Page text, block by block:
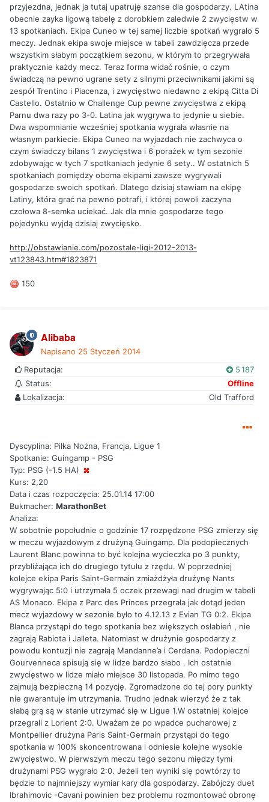
przyjezdna, jednak ja tutaj upatruję szanse dla gospodarzy. LAtina
obecnie zayka ligową tabelę z dorobkiem zaledwie 2 zwycięstw w
13 spotkaniach. Ekipa Cuneo w tej samej liczbie spotkań wygrało 5
meczy. Jednak ekipa swoje miejsce w tabeli zawdzięcza przede
wszystkim słabym początkiem sezonu, w którym to przegrywała
praktycznie każdy mecz. Teraz forma widać rośnie, o czym
świadczą na pewno ugrane sety z silnymi przeciwnikami jakimi są
zespół Trentino i Piacenza, i zwycięstwo niedawno z ekipą Citta Di
Castello. Ostatnio w Challenge Cup pewne zwycięstwa z ekipą
Parnu dwa razy po 3-0. Latina jak wygrywa to jedynie u siebie.
Dwa wspomnianie wcześniej spotkania wygrała własnie na
własnym parkiecie. Ekipa Cuneo na wyjazdach nie zachwyca o
czym świadczy bilans 1 zwycięstwa i 6 porażek w tym sezonie
zdobywając w tych 7 spotkaniach jedynie 6 sety.. W ostatnich 5
spotkaniach pomiędzy oboma ekipami zawsze wygrywali
gospodarze swoich spotkań. Dlatego dzisiaj stawiam na ekipę
Latiny, która grać na pewno potrafi, i której powoli zaczyna
czołowa 8-semka uciekać. Jak dla mnie gospodarze tego
pojedynku wyjdą dzisiaj zwycięsko.
http://obstawianie.com/pozostale-ligi-2012-2013-
vt123843.htm#1823871
150
Alibaba
Napisano 25 Styczeń 2014
Reputacja:
5 187
Status:
Offline
Lokalizacja:
Old Trafford
Dyscyplina: Piłka Nożna, Francja, Ligue 1
Spotkanie: Guingamp - PSG
Typ: PSG (-1.5 HA)
Kurs: 2,20
Data i czas rozpoczęcia: 25.01.14 17:00
Bukmacher: MarathonBet
Analiza:
W sobotnie popołudnie o godzinie 17 rozpędzone PSG zmierzy się
w meczu wyjazdowym z drużyną Guingamp. Dla podopiecznych
Laurent Blanc powinna to być kolejna wycieczka po 3 punkty,
przybliżająca ich do drugiego tytułu z rzędu. W poprzedniej
kolejce ekipa Paris Saint-Germain zmiażdżyła drużynę Nants
wygrywając 5:0 i utrzymała 5 oczek przewagi nad drugim w tabeli
AS Monaco. Ekipa z Parc des Princes przegrała jak dotąd jeden
mecz wyjazdowy w sezonie było to 4.12.13 z Evian TG 0:2. Ekipa
Blanca przystąpi do tego spotkania bez większych osłabień , nie
zagrają Rabiota i Jalleta. Natomiast w drużynie gospodarzy z
powodu kontuzji nie zagrają Mandanne’a i Cerdana. Podopieczni
Gourvenneca spisują się w lidze bardzo słabo . Ich ostatnie
zwycięstwo w lidze miało miejsce 30 listopada. Po mimo tego
zajmują bezpieczną 14 pozycję. Zgromadzone do tej pory punkty
nie gwarantuje im utrzymania. Trudno jednak wierzyć że z tak
słabą grą są w stanie utrzymać się w Ligue 1.W ostatniej kolejce
przegrali z Lorient 2:0. Uważam że po wpadce pucharowej z
Montpellier drużyna Paris Saint-Germain przystąpi do tego
spotkania w 100% skoncentrowana i odniesie kolejne wysokie
zwycięstwo. W pierwszym meczu tego sezonu między tymi
drużynami PSG wygrało 2:0. Jeżeli ten wyniki się powtórzy to
będzie to najmniejszy wymiar kary dla gospodarzy. Zabójczy duet
Ibrahimovic -Cavani powinien bez problemu rozmontować obronę